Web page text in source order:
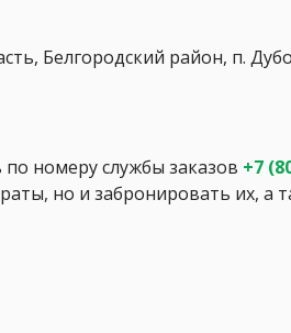
Белгородский район, п.
номеру службы заказов +7
но и забронировать их,